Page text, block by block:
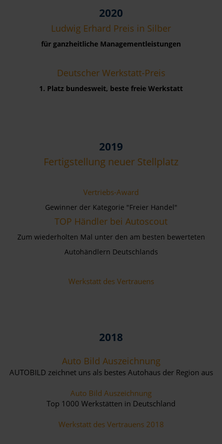
2020
Ludwig Erhard Preis in Silber
für ganzheitliche Managementleistungen
Deutscher Werkstatt-Preis
1. Platz bundesweit, beste freie Werkstatt
2019
Fertigstellung neuer Stellplatz
Vertriebs-Award
Gewinner der Kategorie "Freier Handel"
TOP Händler bei Autoscout
Zum wiederholten Mal unter den am besten bewerteten
Autohändlern Deutschlands
Werkstatt des Vertrauens
2018
Auto Bild Auszeichnung
AUTOBILD zeichnet uns als bestes Autohaus der Region aus
Auto Bild Auszeichnung
Top 1000 Werkstätten in Deutschland
Werkstatt des Vertrauens 2018